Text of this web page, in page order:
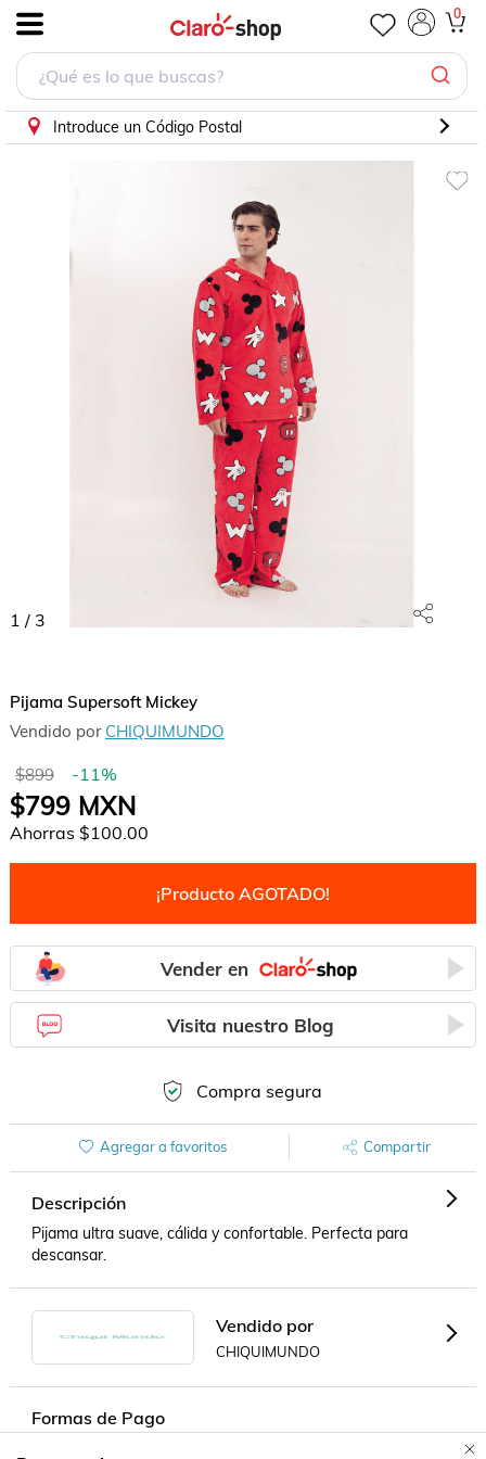
0
Introduce un Código Postal
1 / 3
Pijama Supersoft Mickey
Vendido por CHIQUIMUNDO
$899 -11%
$799MXN
Ahorras $100.00
¡Producto AGOTADO!
Vender en
Visita nuestro Blog
Compra segura
Agregar a favoritos Compartir
Descripción
Pijama ultra suave, cálida y confortable. Perfecta para
descansar.
Vendido por
CHIQUIMUNDO
Formas de Pago